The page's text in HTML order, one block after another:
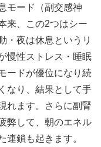
モード（副交感神
来、この2つはシー
・夜は休息というリ
慢性ストレス・睡眠
ードが優位になり続
なり、結果として手
れます。さらに副腎
弊して、朝のエネル
連鎖も起きます。